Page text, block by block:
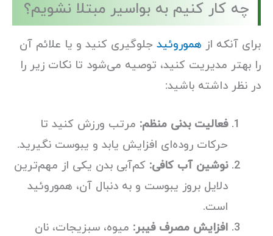
چه کار کنیم به بواسیر مبتلا نشویم؟
برای آنکه از هموروئید جلوگیری کنید و یا علائم آن
را بهتر مدیریت کنید، توصیه می‌شود تا نکات زیر را
در نظر داشته باشید:
فعالیت بدنی منظم: مرتب ورزش کنید تا
حرکات روده‌ای افزایش یابد و یبوست نگیرید.
نوشین آب کافی: کم‌آبی بدن یکی از مهم‌ترین
دلایل بروز یبوست و به دنبال آن، هموروئید
است.
افزایش مصرف فیبر: میوه، سبزیجات، نان